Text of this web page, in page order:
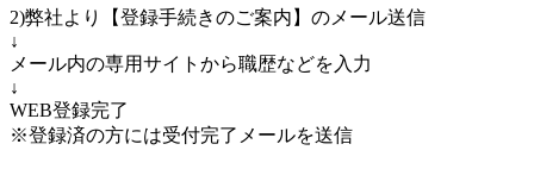
2)弊社より【登録手続きのご案内】のメール送信
↓
メール内の専用サイトから職歴などを入力
↓
WEB登録完了
※登録済の方には受付完了メールを送信